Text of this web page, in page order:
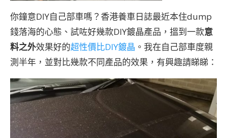
你鐘意DIY自己部車嗎？香港養車日誌最近本住dump
錢落海的心態、試咗好幾款DIY鍍晶產品，搵到一款意
料之外效果好的超性價比DIY鍍晶 。我在自己部車度親
測半年，並對比幾款不同產品的效果，有興趣請睇睇：